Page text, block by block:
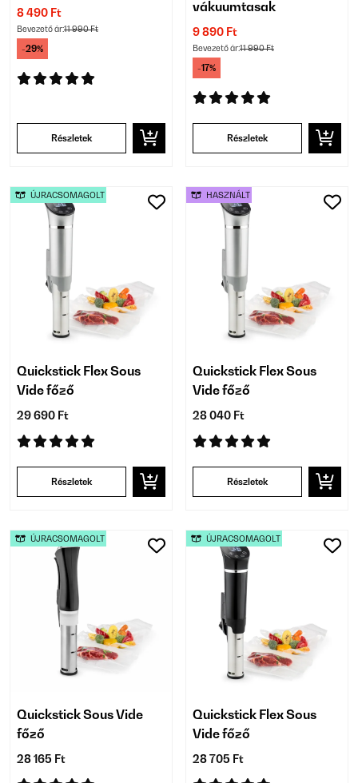
8 490 Ft
Bevezető ár:11 990 Ft
-29%
Részletek
vákuumtasak
9 890 Ft
Bevezető ár:11 990 Ft
-17%
Részletek
Quickstick Flex Sous
Vide főző
29 690 Ft
Részletek
ÚJRACSOMAGOLT
Quickstick Flex Sous
Vide főző
28 040 Ft
Részletek
HASZNÁLT
Quickstick Sous Vide
főző
28 165 Ft
ÚJRACSOMAGOLT
Quickstick Flex Sous
Vide főző
28 705 Ft
ÚJRACSOMAGOLT